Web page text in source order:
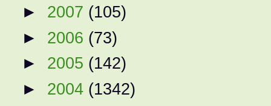
► 2007 (105)
► 2006 (73)
► 2005 (142)
► 2004 (1342)